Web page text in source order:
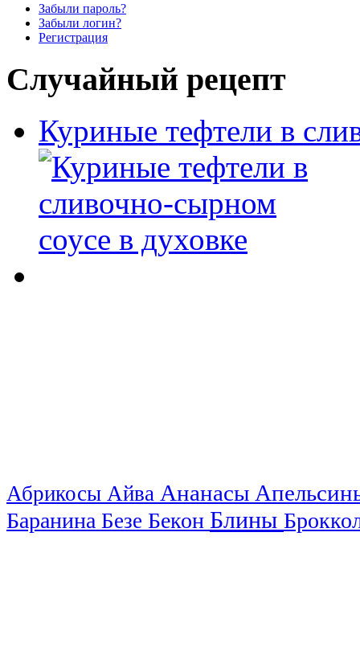
Забыли пароль?
Забыли логин?
Регистрация
Случайный рецепт
Куриные тефтели в
Абрикосы Айва Ананасы
Баранина Безе Бекон Блины